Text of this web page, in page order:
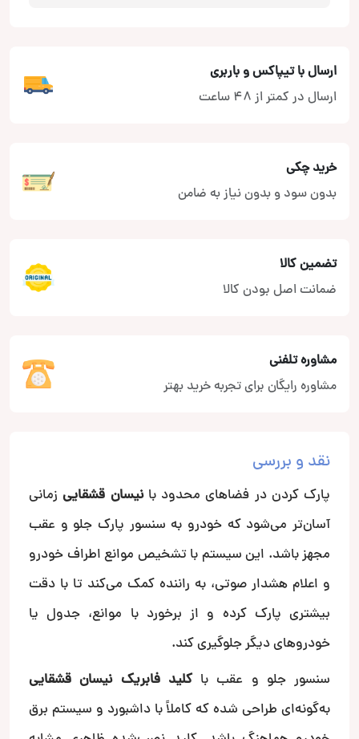
ارسال با تیپاکس و باربری
ارسال در کمتر از 48 ساعت
خرید چکی
بدون سود و بدون نیاز به ضامن
تضمین کالا
ضمانت اصل بودن کالا
مشاوره تلفنی
مشاوره رایگان برای تجربه خرید بهتر
نقد و بررسی
پارک کردن در فضاهای محدود بانیسان قشقاییزمانی
آسان‌تر می‌شود که خودرو به سنسور پارک جلو و عقب
مجهز باشد. این سیستم با تشخیص موانع اطراف خودرو
و اعلام هشدار صوتی، به راننده کمک می‌کند تا با دقت
بیشتری پارک کرده و از برخورد با موانع، جدول یا
خودروهای دیگر جلوگیری کند.
سنسور جلو و عقب باکلید فابریک نیسان قشقایی
به‌گونه‌ای طراحی شده که کاملاً با داشبورد و سیستم برق